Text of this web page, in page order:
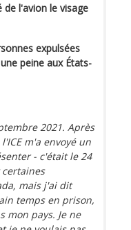
l'avion le visage
expulsées
peine aux États-
2021. Après
m'a envoyé un
- c'était le 24
mais j'ai dit
temps en prison,
mon pays. Je ne